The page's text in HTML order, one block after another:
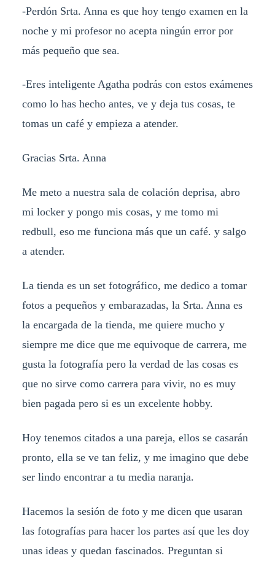
-Perdón Srta. Anna es que hoy tengo examen en la
noche y mi profesor no acepta ningún error por
más pequeño que sea.
-Eres inteligente Agatha podrás con estos exámenes
como lo has hecho antes, ve y deja tus cosas, te
tomas un café y empieza a atender.
Gracias Srta. Anna
Me meto a nuestra sala de colación deprisa, abro
mi locker y pongo mis cosas, y me tomo mi
redbull, eso me funciona más que un café. y salgo
a atender.
La tienda es un set fotográfico, me dedico a tomar
fotos a pequeños y embarazadas, la Srta. Anna es
la encargada de la tienda, me quiere mucho y
siempre me dice que me equivoque de carrera, me
gusta la fotografía pero la verdad de las cosas es
que no sirve como carrera para vivir, no es muy
bien pagada pero si es un excelente hobby.
Hoy tenemos citados a una pareja, ellos se casarán
pronto, ella se ve tan feliz, y me imagino que debe
ser lindo encontrar a tu media naranja.
Hacemos la sesión de foto y me dicen que usaran
las fotografías para hacer los partes así que les doy
unas ideas y quedan fascinados. Preguntan si